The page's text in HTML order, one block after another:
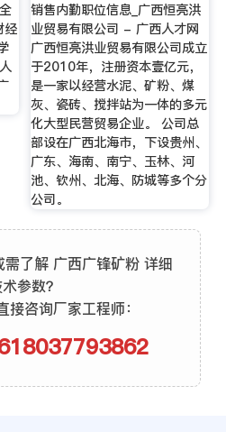
经
销售内勤职位信息_广西恒亮洪
业贸易有限公司 - 广西人才网
广西恒亮洪业贸易有限公司成立
于2010年，注册资本壹亿元，
是一家以经营水泥、矿粉、煤
灰、瓷砖、搅拌站为一体的多元
化大型民营贸易企业。 公司总
部设在广西北海市，下设贵州、
广东、海南、南宁、玉林、河
池、钦州、北海、防城等多个分
公司。
了解 广西广锋矿粉 详细
参数？
接咨询厂家工程师：